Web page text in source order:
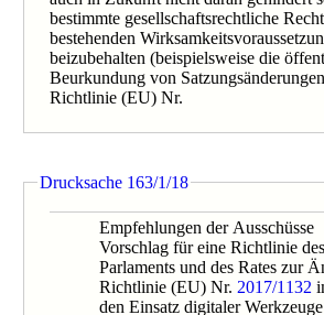
bestimmte gesellschaftsrechtliche
bestehenden
beizubehalten (beispielsweise die
Beurkundung von
Richtlinie (EU) Nr.
Drucksache 163/1/18
Empfehlungen der Ausschüsse
Vorschlag für eine Richtlinie
Parlaments und des Rates zur
Richtlinie (EU) Nr. 2017/1132 im Hinblick auf
den Einsatz digitaler